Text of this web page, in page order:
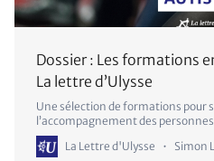
Dossier : Les formations
La lettre d’Ulysse
Une sélection de formations pour
l’accompagnement des
votre rythme.
La Lettre d'Ulysse
Simon